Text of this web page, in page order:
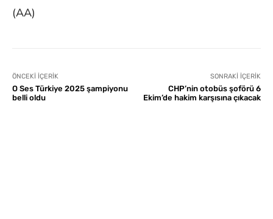
(AA)
ÖNCEKI İÇERIK
O Ses Türkiye 2025 şampiyonu
belli oldu
SONRAKI İÇERIK
CHP’nin otobüs şoförü 6
Ekim’de hakim karşısına çıkacak